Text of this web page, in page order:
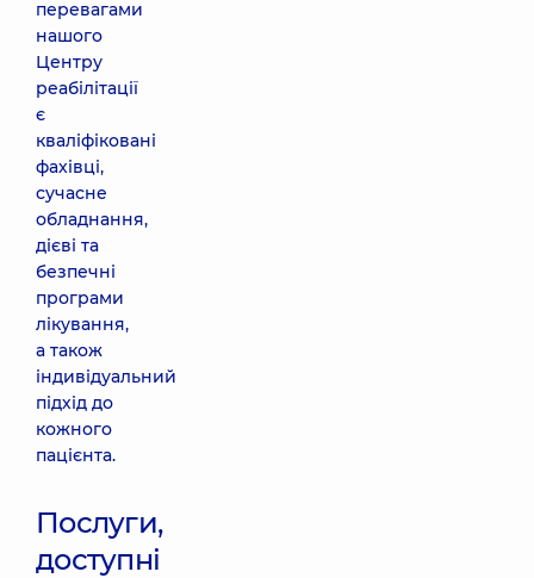
перевагами
нашого
Центру
реабілітації
є
кваліфіковані
фахівці,
сучасне
обладнання,
дієві та
безпечні
програми
лікування,
а також
індивідуальний
підхід до
кожного
пацієнта.
Послуги,
доступні